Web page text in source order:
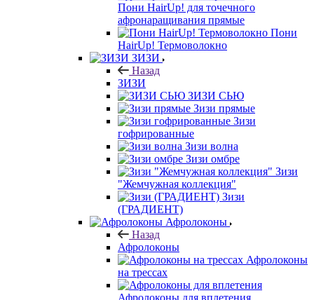
Пони HairUp! для точечного
афронаращивания прямые
Пони
HairUp! Термоволокно
ЗИЗИ
Назад
ЗИЗИ
ЗИЗИ СЬЮ
Зизи прямые
Зизи
гофрированные
Зизи волна
Зизи омбре
Зизи
"Жемчужная коллекция"
Зизи
(ГРАДИЕНТ)
Афролоконы
Назад
Афролоконы
Афролоконы
на трессах
Афролоконы для вплетения